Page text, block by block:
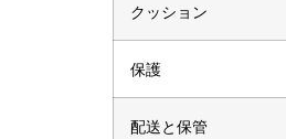
クッション
保護
配送と保管